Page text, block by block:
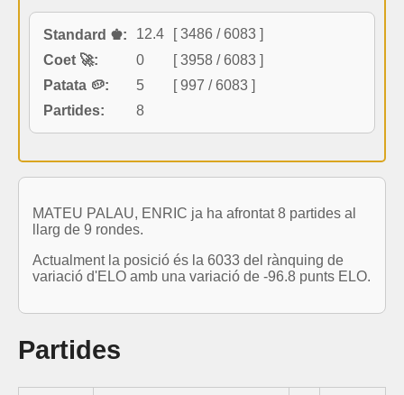
Standard ♚: 12.4
[ 3486 / 6083 ]
Coet 🚀:
0
[ 3958 / 6083 ]
Patata 🥔:
5
[ 997 / 6083 ]
Partides:
8
MATEU PALAU, ENRIC ja ha afrontat 8 partides al
llarg de 9 rondes.
Actualment la posició és la 6033 del rànquing de
variació d'ELO amb una variació de -96.8 punts ELO.
Partides